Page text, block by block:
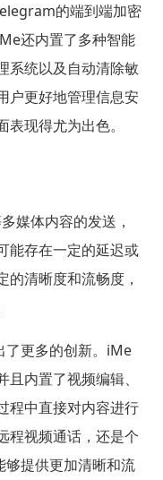
的端到端加密
还内置了多种智能
系统以及自动清除敏
户更好地管理信息安
现得尤为出色。
媒体内容的发送，
能存在一定的延迟或
清晰度和流畅度，
了更多的创新。iMe
内置了视频编辑、
程中直接对内容进行
程视频通话，还是个
提供更加清晰和流